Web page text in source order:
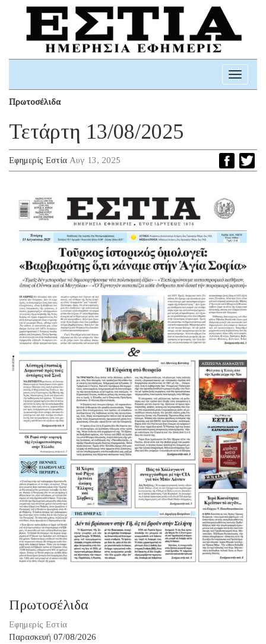
Toggle
Πρωτοσέλιδα
Τετάρτη 13/08/2025
Εφημερίς Εστία Αυγ 13, 2025
Πρωτοσέλιδα
Εφημερίς Εστία
Παρασκευή 07/08/2026